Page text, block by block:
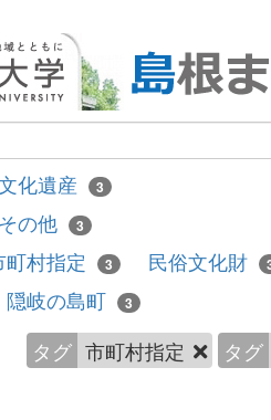
化遺産 3
その他 3
町村指定 3 民俗文化財
隠岐の島町 3
タグ 市町村指定
タグ